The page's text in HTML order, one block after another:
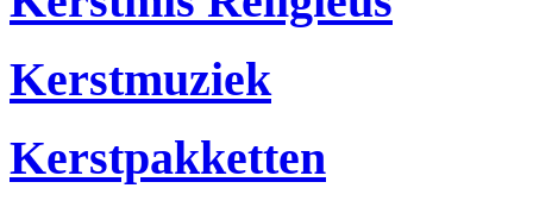
Kerstmuziek
Kerstpakketten